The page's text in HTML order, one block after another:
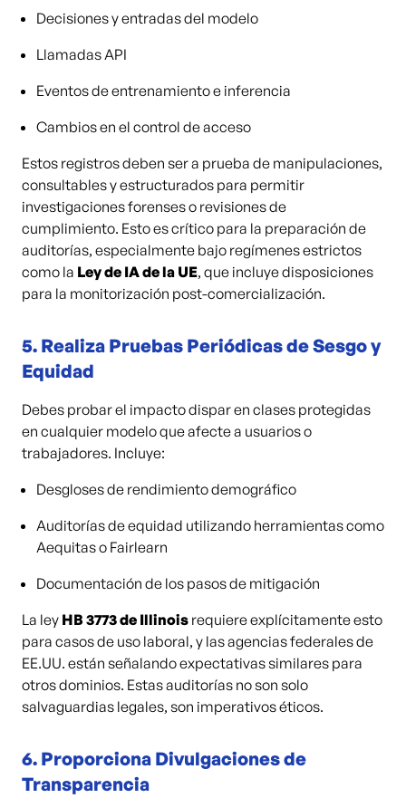
Decisiones y entradas del modelo
Llamadas API
Eventos de entrenamiento e inferencia
Cambios en el control de acceso
Estos registros deben ser a prueba de manipulaciones,
consultables y estructurados para permitir
investigaciones forenses o revisiones de
cumplimiento. Esto es crítico para la preparación de
auditorías, especialmente bajo regímenes estrictos
como la Ley de IA de la UE, que incluye disposiciones
para la monitorización post-comercialización.
5. Realiza Pruebas Periódicas de Sesgo y
Equidad
Debes probar el impacto dispar en clases protegidas
en cualquier modelo que afecte a usuarios o
trabajadores. Incluye:
Desgloses de rendimiento demográfico
Auditorías de equidad utilizando herramientas como
Aequitas o Fairlearn
Documentación de los pasos de mitigación
La ley HB 3773 de Illinois requiere explícitamente esto
para casos de uso laboral, y las agencias federales de
EE.UU. están señalando expectativas similares para
otros dominios. Estas auditorías no son solo
salvaguardias legales, son imperativos éticos.
6. Proporciona Divulgaciones de
Transparencia